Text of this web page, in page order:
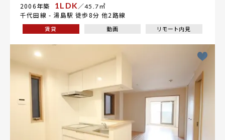
2006年築
1LDK／45.7㎡
千代田線 - 湯島駅 徒歩8分 他2路線
賃貸 動画 リモート内見